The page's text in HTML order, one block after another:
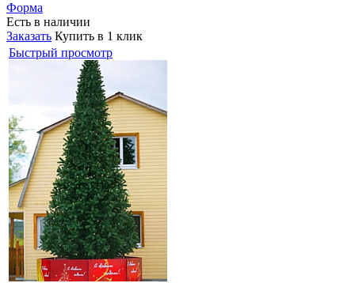
Форма
Есть в наличии
Заказать Купить в 1 клик
Быстрый просмотр